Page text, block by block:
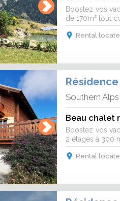
Boostez vos
de 170m² tout
Rental
Southern Alps
Boostez vos
2 étages à 300
Rental